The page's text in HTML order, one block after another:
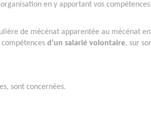
en y apportant vos compétences
de mécénat apparentée au mécénat
compétences d’un salarié volontaire, sur
sont concernées.